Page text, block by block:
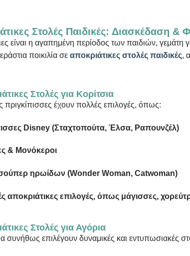
Στολές Παιδικές: Διασκέδαση &
είναι η αγαπημένη περίοδος των παιδιών, γεμάτη
ποικιλία σε αποκριάτικες στολές παιδικές,
Στολές για Κορίτσια
πριγκίπισσες έχουν πολλές επιλογές, όπως:
Disney (Σταχτοπούτα, Έλσα, Ραπουνζέλ)
& Μονόκεροι
ηρωίδων (Wonder Woman, Catwoman)
αποκριάτικες επιλογές, όπως μάγισσες,
Στολές για Αγόρια
συνήθως επιλέγουν δυναμικές και εντυπωσιακές